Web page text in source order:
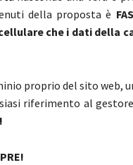
della proposta è
che i dati della
proprio del sito web,
riferimento al